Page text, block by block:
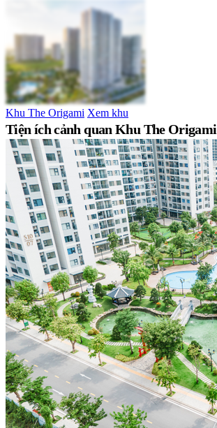
Khu The Origami Xem khu
Tiện ích cảnh quan Khu The Origami